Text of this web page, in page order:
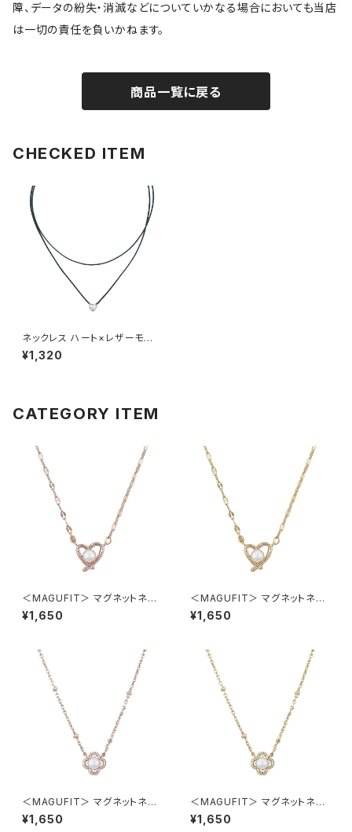
障、データの紛失・消滅などについていかなる場合においても当店
は一切の責任を負いかねます。
商品一覧に戻る
CHECKED ITEM
ネックレス ハート×レザーモチ
ーフ AAN0842-GD（ゴールド）
¥1,320
CATEGORY ITEM
＜MAGUFIT＞ マグネットネッ
クレス ハート AAN0847-PG
（ピンクゴールド）
¥1,650
＜MAGUFIT＞ マグネットネッ
クレス ハート AAN0847-GD
（ゴールド）
¥1,650
＜MAGUFIT＞ マグネットネッ
クレス フラワー AAN0846-PG
（ピンクゴールド）
¥1,650
＜MAGUFIT＞ マグネットネッ
クレス フラワー AAN0846-G
D（ゴールド）
¥1,650